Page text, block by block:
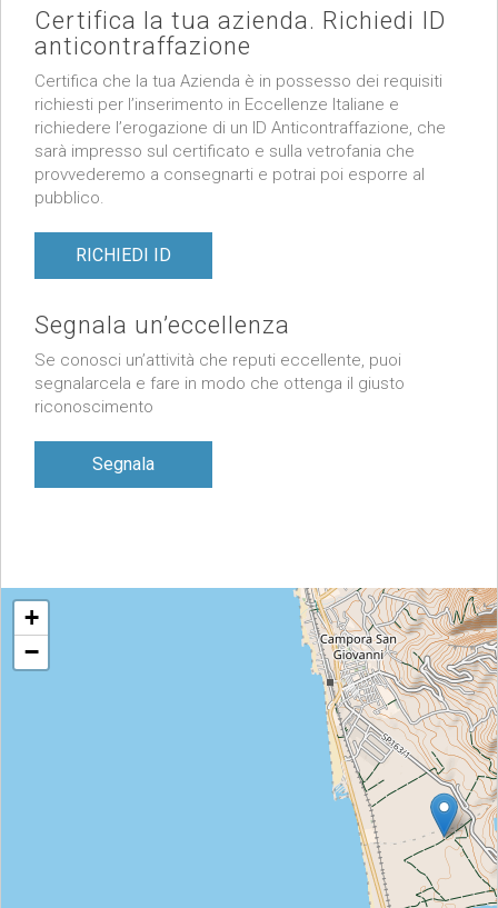
Certifica la tua azienda. Richiedi ID
anticontraffazione
Certifica che la tua Azienda è in possesso dei requisiti
richiesti per l’inserimento in Eccellenze Italiane e
richiedere l’erogazione di un ID Anticontraffazione, che
sarà impresso sul certificato e sulla vetrofania che
provvederemo a consegnarti e potrai poi esporre al
pubblico.
RICHIEDI ID
Segnala un’eccellenza
Se conosci un’attività che reputi eccellente, puoi
segnalarcela e fare in modo che ottenga il giusto
riconoscimento
Segnala